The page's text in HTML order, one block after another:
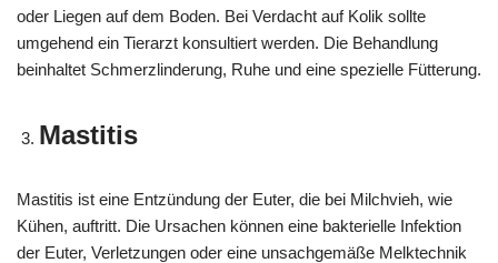
oder Liegen auf dem Boden. Bei Verdacht auf Kolik sollte
umgehend ein Tierarzt konsultiert werden. Die Behandlung
beinhaltet Schmerzlinderung, Ruhe und eine spezielle Fütterung.
Mastitis
Mastitis ist eine Entzündung der Euter, die bei Milchvieh, wie
Kühen, auftritt. Die Ursachen können eine bakterielle Infektion
der Euter, Verletzungen oder eine unsachgemäße Melktechnik